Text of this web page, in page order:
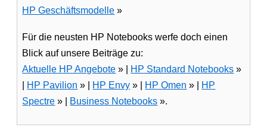
HP Geschäftsmodelle »
Für die neusten HP Notebooks werfe doch einen
Blick auf unsere Beiträge zu:
Aktuelle HP Angebote » | HP Standard Notebooks »
HP Pavilion » | HP Envy » | HP Omen » | HP
Spectre » | Business Notebooks ».